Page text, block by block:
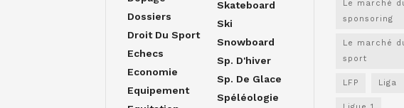
Dossiers
Droit Du Sport
Echecs
Economie
Equipement
Skateboard
Ski
Snowboard
Sp. D'hiver
Sp. De Glace
Spéléologie
Le marché
sponsoring
Le marché
sport
LFP Liga